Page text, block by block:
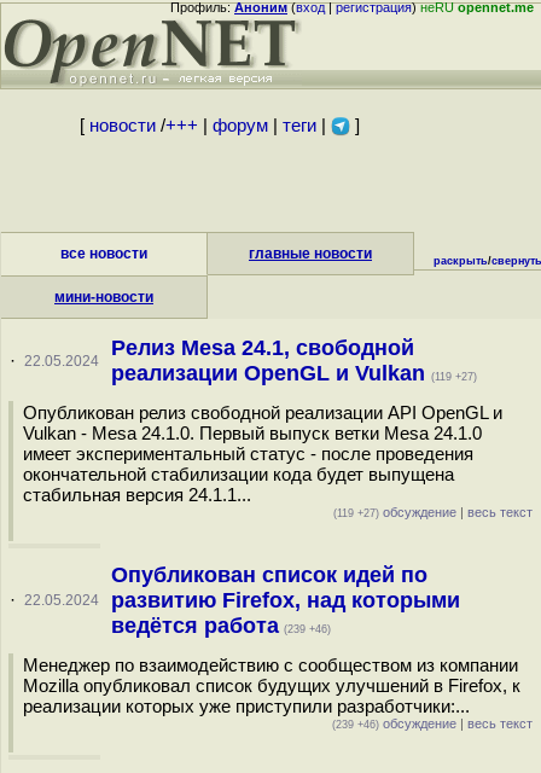
Профиль:Аноним(вход|регистрация)неRUopennet.me
[ новости/+++ форум| теги| ]
все новости главные новости
мини-новости
раскрыть/свернуть
· 22.05.2024
Релиз Mesa 24.1, свободной
реализации OpenGL и Vulkan (119 +27)
Опубликован релиз свободной реализации API OpenGL и
Vulkan - Mesa 24.1.0. Первый выпуск ветки Mesa 24.1.0
имеет экспериментальный статус - после проведения
окончательной стабилизации кода будет выпущена
стабильная версия 24.1.1...
(119 +27) обсуждение | весь текст
· 22.05.2024
Опубликован список идей по
развитию Firefox, над которыми
ведётся работа (239 +46)
Менеджер по взаимодействию с сообществом из компании
Mozilla опубликовал список будущих улучшений в Firefox, к
реализации которых уже приступили разработчики:...
(239 +46) обсуждение | весь текст